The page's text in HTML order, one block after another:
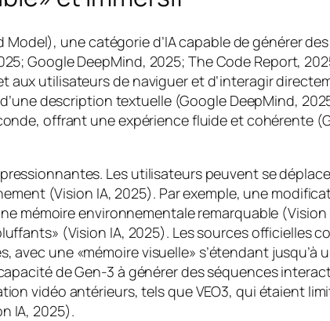
une catégorie d’IA capable de générer
Google DeepMind, 2025; The Code Report,
utilisateurs de naviguer et d’interagir
description textuelle (Google DeepMind,
offrant une expérience fluide et cohérente
Les utilisateurs peuvent se
(Vision IA, 2025). Par exemple, une
mémoire environnementale remarquable
(Vision IA, 2025). Les sources officielles
une «mémoire visuelle» s’étendant jusqu’à
de Gen-3 à générer des séquences
vidéo antérieurs, tels que VEO3, qui étaient
IA, 2025).